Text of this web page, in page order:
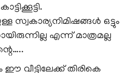
സ്വകാര്യനിമിഷങ്ങൾ ഒട്ടും
എന്ന് മാത്രമല്ല
വീട്ടിലേക്ക് തിരികെ